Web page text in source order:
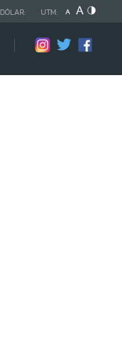
DÓLAR: UTM: